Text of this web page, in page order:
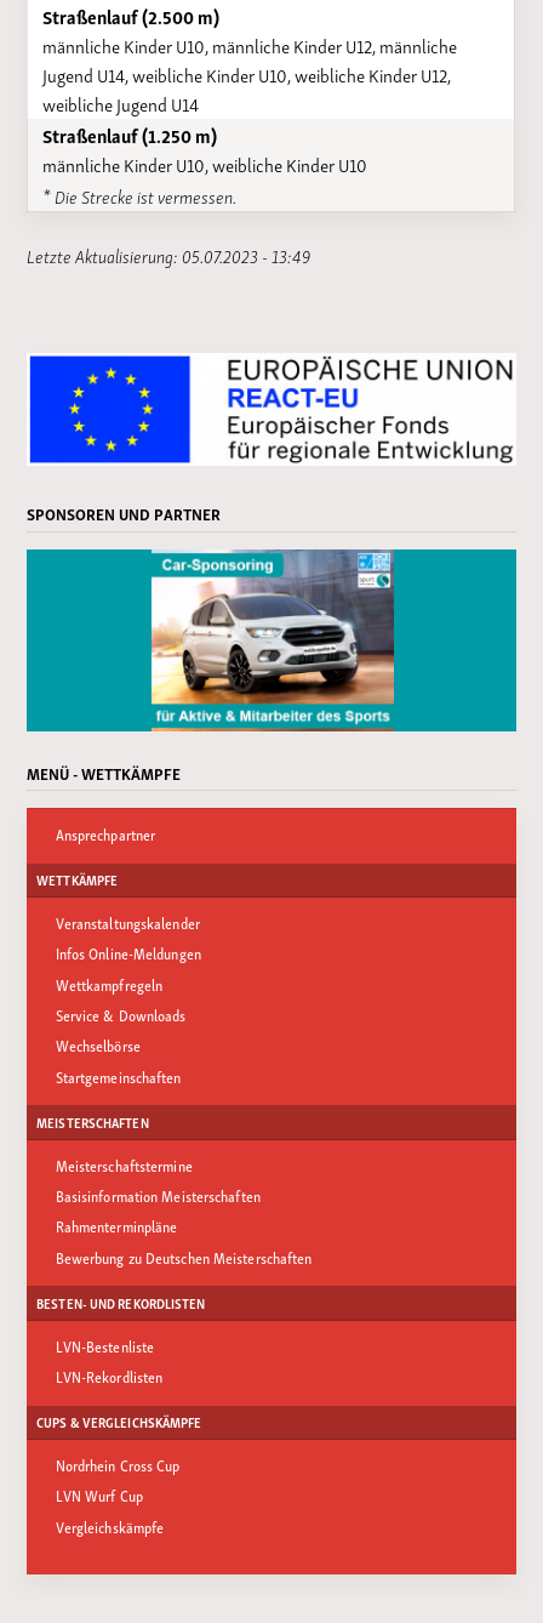
Straßenlauf (2.500 m)
männliche Kinder U10, männliche Kinder U12, männliche
Jugend U14, weibliche Kinder U10, weibliche Kinder U12,
weibliche Jugend U14
Straßenlauf (1.250 m)
männliche Kinder U10, weibliche Kinder U10
* Die Strecke ist vermessen.
Letzte Aktualisierung: 05.07.2023 - 13:49
SPONSOREN UND PARTNER
MENÜ - WETTKÄMPFE
Ansprechpartner
WETTKÄMPFE
Veranstaltungskalender
Infos Online-Meldungen
Wettkampfregeln
Service & Downloads
Wechselbörse
Startgemeinschaften
MEISTERSCHAFTEN
Meisterschaftstermine
Basisinformation Meisterschaften
Rahmenterminpläne
Bewerbung zu Deutschen Meisterschaften
BESTEN- UND REKORDLISTEN
LVN-Bestenliste
LVN-Rekordlisten
CUPS & VERGLEICHSKÄMPFE
Nordrhein Cross Cup
LVN Wurf Cup
Vergleichskämpfe